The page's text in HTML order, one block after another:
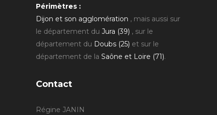
Périmètres :
Dijon et son agglomération , mais aussi sur
le département du Jura (39) , sur le
département du Doubs (25) et sur le
département de la Saône et Loire (71).
Contact
Régine JANIN